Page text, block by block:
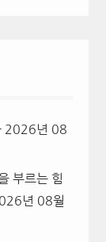
2026년 08
부르는 힘
년 08월